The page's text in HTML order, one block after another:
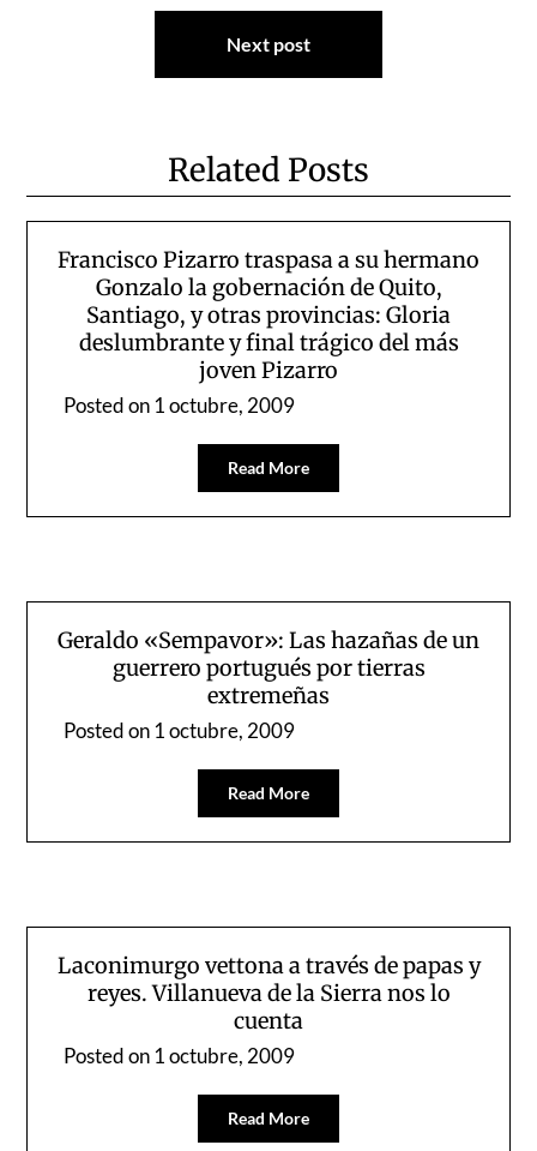
Next post
Related Posts
Francisco Pizarro traspasa a su hermano
Gonzalo la gobernación de Quito,
Santiago, y otras provincias: Gloria
deslumbrante y final trágico del más
joven Pizarro
Posted on1 octubre, 2009
Read More
Geraldo «Sempavor»: Las hazañas de un
guerrero portugués por tierras
extremeñas
Posted on1 octubre, 2009
Read More
Laconimurgo vettona a través de papas y
reyes. Villanueva de la Sierra nos lo
cuenta
Posted on1 octubre, 2009
Read More